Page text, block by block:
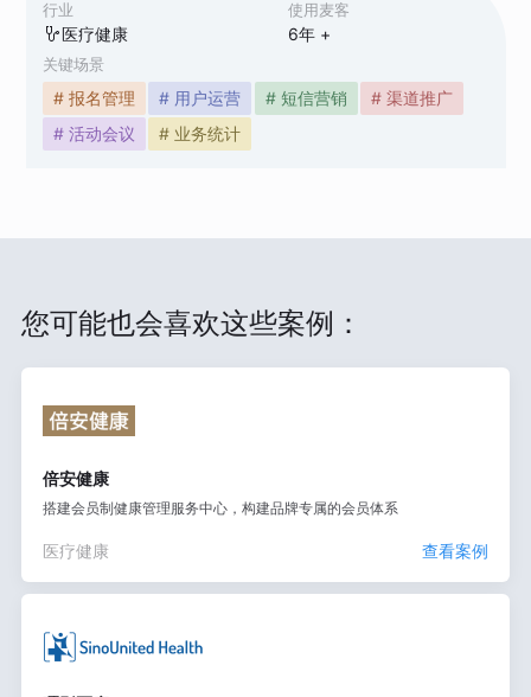
行业
医疗健康
使用麦客
6年 +
关键场景
# 报名管理 # 用户运营 # 短信营销
# 渠道推广
# 活动会议
# 业务统计
您可能也会喜欢这些案例：
倍安健康
搭建会员制健康管理服务中心，构建品牌专属的会员体系
医疗健康 查看案例